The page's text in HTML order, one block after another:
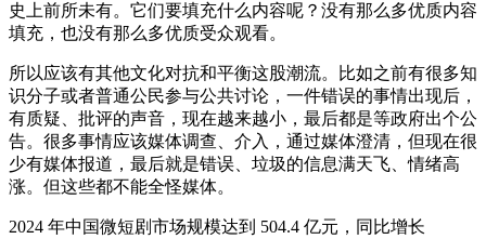
史上前所未有。它们要填充什么内容呢？没有那么多优质内容
填充，也没有那么多优质受众观看。
所以应该有其他文化对抗和平衡这股潮流。比如之前有很多知
识分子或者普通公民参与公共讨论，一件错误的事情出现后，
有质疑、批评的声音，现在越来越小，最后都是等政府出个公
告。很多事情应该媒体调查、介入，通过媒体澄清，但现在很
少有媒体报道，最后就是错误、垃圾的信息满天飞、情绪高
涨。但这些都不能全怪媒体。
2024 年中国微短剧市场规模达到 504.4 亿元，同比增长